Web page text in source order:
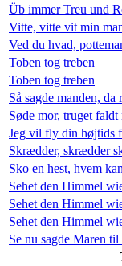
Üb immer Treu und
Vitte, vitte vit min
Ved du hvad,
Toben tog treben
Toben tog treben
Så sagde manden, da
Søde mor, truget faldt
Jeg vil fly din højtids
Skrædder, skrædder
Sko en hest, hvem
Sehet den Himmel
Sehet den Himmel
Sehet den Himmel
Se nu sagde Maren til